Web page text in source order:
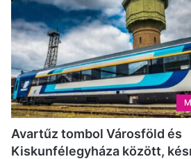
Avartűz tombol Városföld és
Kiskunfélegyháza között,